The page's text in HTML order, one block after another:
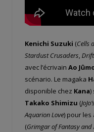
Kenichi Suzuki (Cells
Stardust Crusaders,
avec l’écrivain Ao
scénario. Le magaka
disponible chez Kana)
Takako Shimizu (
Aquarion Love) pour les
(Grimgar of Fantasy and